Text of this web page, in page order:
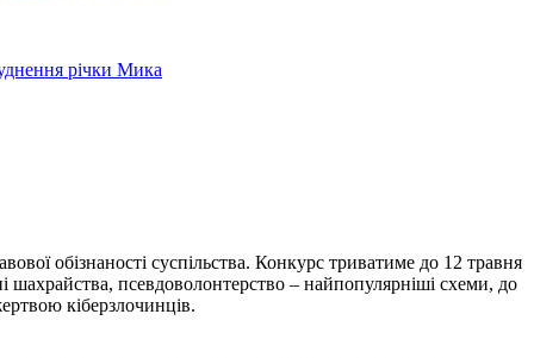
річки Мика
обізнаності суспільства. Конкурс триватиме до 12 травня
шахрайства, псевдоволонтерство – найпопулярніші схеми, до
кіберзлочинців.